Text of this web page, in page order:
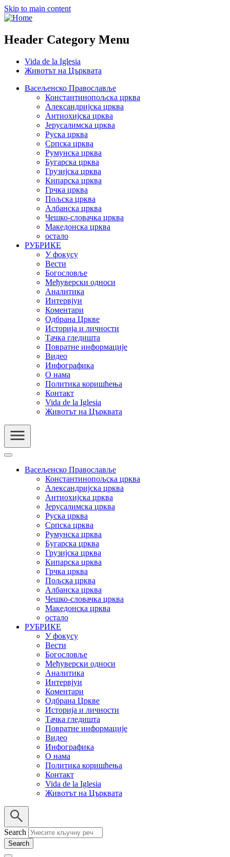
Skip to main content
Header Category Menu
Vida de la Iglesia
Животът на Църквата
Васељенско Православље
Константинопољска црква
Александријска црква
Антиохијска црква
Јерусалимска црква
Руска црква
Српска црква
Румунска црква
Бугарска црква
Грузијска црква
Кипарска црква
Грчка црква
Пољска црква
Албанска црква
Чешко-словачка црква
Македонска црква
остало
РУБРИКЕ
У фокусу
Вести
Богословље
Међуверски односи
Аналитика
Интервјуи
Коментари
Одбрана Цркве
Историја и личности
Тачка гледишта
Повратне информације
Видео
Инфографика
О нама
Политика коришћења
Контакт
Vida de la Iglesia
Животът на Църквата
Васељенско Православље
Константинопољска црква
Александријска црква
Антиохијска црква
Јерусалимска црква
Руска црква
Српска црква
Румунска црква
Бугарска црква
Грузијска црква
Кипарска црква
Грчка црква
Пољска црква
Албанска црква
Чешко-словачка црква
Македонска црква
остало
РУБРИКЕ
У фокусу
Вести
Богословље
Међуверски односи
Аналитика
Интервјуи
Коментари
Одбрана Цркве
Историја и личности
Тачка гледишта
Повратне информације
Видео
Инфографика
О нама
Политика коришћења
Контакт
Vida de la Iglesia
Животът на Църквата
Search